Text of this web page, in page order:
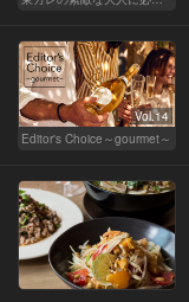
Vol.14
Editor's Choice～gourmet～